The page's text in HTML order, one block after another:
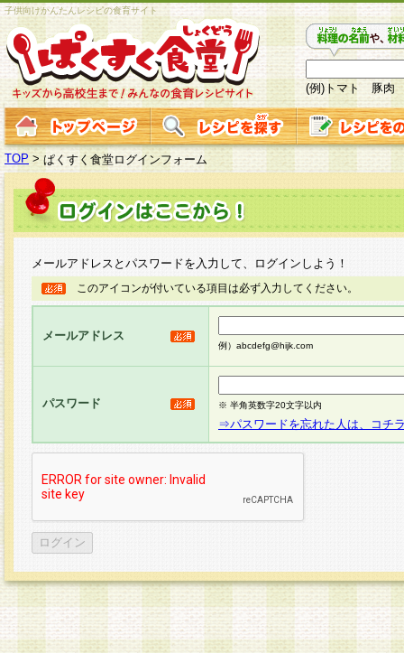
子供向けかんたんレシピの食育サイト
(例)トマト 豚肉
TOP > ぱくすく食堂ログインフォーム
メールアドレスとパスワードを入力して、ログインしよう！
このアイコンが付いている項目は必ず入力してください。
メールアドレス
例）abcdefg@hijk.com
パスワード ※ 半角英数字20文字以内
⇒パスワードを忘れた人は、コチ